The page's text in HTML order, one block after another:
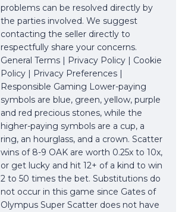
problems can be resolved directly by
the parties involved. We suggest
contacting the seller directly to
respectfully share your concerns.
General Terms | Privacy Policy | Cookie
Policy | Privacy Preferences |
Responsible Gaming Lower-paying
symbols are blue, green, yellow, purple
and red precious stones, while the
higher-paying symbols are a cup, a
ring, an hourglass, and a crown. Scatter
wins of 8-9 OAK are worth 0.25x to 10x,
or get lucky and hit 12+ of a kind to win
2 to 50 times the bet. Substitutions do
not occur in this game since Gates of
Olympus Super Scatter does not have